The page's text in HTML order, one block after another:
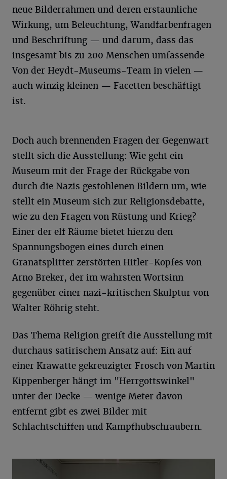
neue Bilderrahmen und deren erstaunliche
Wirkung, um Beleuchtung, Wandfarbenfragen
und Beschriftung — und darum, dass das
insgesamt bis zu 200 Menschen umfassende
Von der Heydt-Museums-Team in vielen —
auch winzig kleinen — Facetten beschäftigt
ist.
Doch auch brennenden Fragen der Gegenwart
stellt sich die Ausstellung: Wie geht ein
Museum mit der Frage der Rückgabe von
durch die Nazis gestohlenen Bildern um, wie
stellt ein Museum sich zur Religionsdebatte,
wie zu den Fragen von Rüstung und Krieg?
Einer der elf Räume bietet hierzu den
Spannungsbogen eines durch einen
Granatsplitter zerstörten Hitler-Kopfes von
Arno Breker, der im wahrsten Wortsinn
gegenüber einer nazi-kritischen Skulptur von
Walter Röhrig steht.
Das Thema Religion greift die Ausstellung mit
durchaus satirischem Ansatz auf: Ein auf
einer Krawatte gekreuzigter Frosch von Martin
Kippenberger hängt im "Herrgottswinkel"
unter der Decke — wenige Meter davon
entfernt gibt es zwei Bilder mit
Schlachtschiffen und Kampfhubschraubern.